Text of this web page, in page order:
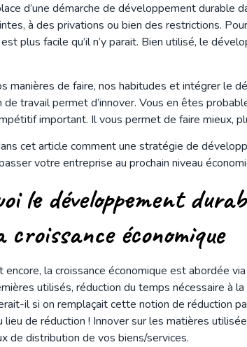
d’une démarche de développement durable
à des privations ou bien des restrictions.
plus facile qu’il n’y parait. Bien utilisé, le
manières de faire, nos habitudes et intégrer le
de travail permet d’innover. Vous en êtes
important. Il vous permet de faire mieux,
cet article comment une stratégie de
votre entreprise au prochain niveau
le développement
croissance économique
encore, la croissance économique est abordée
utilisés, réduction du temps nécessaire à
il si on remplaçait cette notion de réduction
lieu de réduction ! Innover sur les matières
de distribution de vos biens/services.